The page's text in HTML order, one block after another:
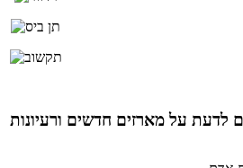
לדעת על מארזים חדשים ורעיונות